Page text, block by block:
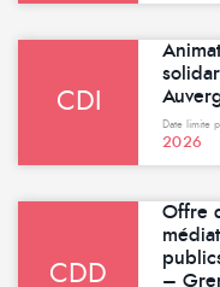
CDI
Date limite
2026
CDD
Offre
–